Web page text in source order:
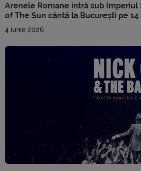
Arenele Romane intră sub Imperiul
of The Sun cântă la București pe 14
4 iunie 2026